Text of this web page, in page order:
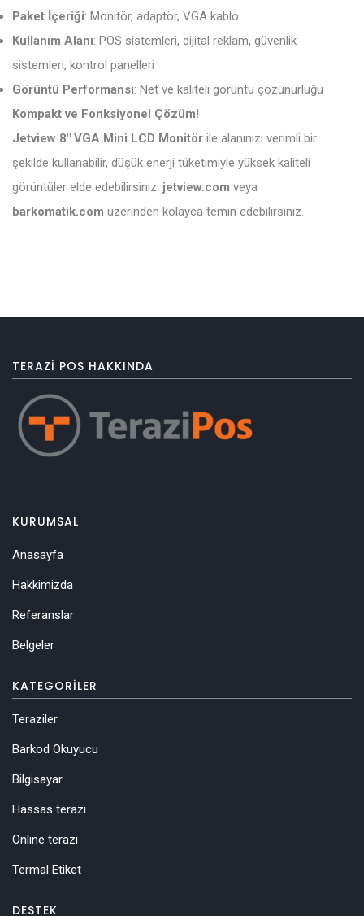
Paket İçeriği: Monitör, adaptör, VGA kablo
Kullanım Alanı: POS sistemleri, dijital reklam, güvenlik
sistemleri, kontrol panelleri
Görüntü Performansı: Net ve kaliteli görüntü çözünürlüğü
Kompakt ve Fonksiyonel Çözüm!
Jetview 8" VGA Mini LCD Monitör ile alanınızı verimli bir
şekilde kullanabilir, düşük enerji tüketimiyle yüksek kaliteli
görüntüler elde edebilirsiniz. jetview.com veya
barkomatik.com üzerinden kolayca temin edebilirsiniz.
TERAZI POS HAKKINDA
KURUMSAL
Anasayfa
Hakkimizda
Referanslar
Belgeler
KATEGORILER
Teraziler
Barkod Okuyucu
Bilgisayar
Hassas terazi
Online terazi
Termal Etiket
DESTEK